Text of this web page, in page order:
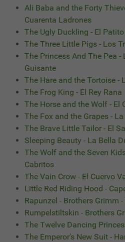
Ali Baba and the Forty
Cuarenta Ladrones
The Ugly Duckling - El
The Three Little Pigs - Los
The Princess And The Pea -
Guisante
The Hare and the Tortoise -
The Frog King - El Rey Rana
The Horse and the Wolf - El
The Fox and the Grapes -
The Brave Little Tailor - El
Sleeping Beauty - La Bella
The Wolf and the Seven
Cabritos
The Vain Crow - El Cuervo
Little Red Riding Hood -
Rapunzel - Brothers Grimm
Rumpelstiltskin - Brothers
The Twelve Dancing
The Emperor's New Suit -